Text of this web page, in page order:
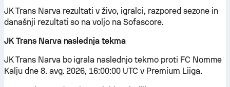
JK Trans Narva rezultati v živo, igralci, razpored sezone in
današnji rezultati so na voljo na Sofascore.
JK Trans Narva naslednja tekma
JK Trans Narva bo igrala naslednjo tekmo proti FC Nomme
Kalju dne 8. avg. 2026, 16:00:00 UTC v Premium Liiga.